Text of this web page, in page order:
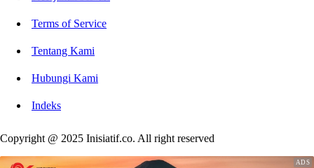
Terms of Service
Tentang Kami
Hubungi Kami
Indeks
Copyright @ 2025 Inisiatif.co. All right reserved